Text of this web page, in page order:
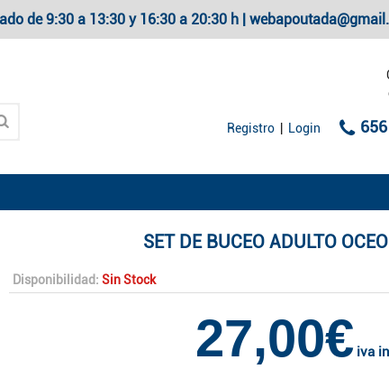
de 9:30 a 13:30 y 16:30 a 20:30 h |
Registro Login
SET DE BUCEO ADULTO
Disponibilidad: Sin Stock
27,00€ iva